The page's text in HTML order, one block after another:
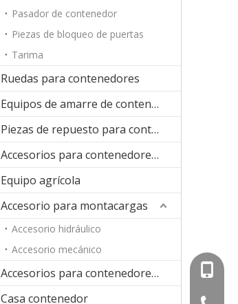
Pasador de contenedor
Piezas de bloqueo de puertas
Tarima
Ruedas para contenedores
Equipos de amarre de contenedores
Piezas de repuesto para contenedores de refrigeración
Accesorios para contenedores plegables
Equipo agrícola
Accesorio para montacargas
Accesorio hidráulico
Accesorio mecánico
Accesorios para contenedores cisterna
Casa contenedor
+86-